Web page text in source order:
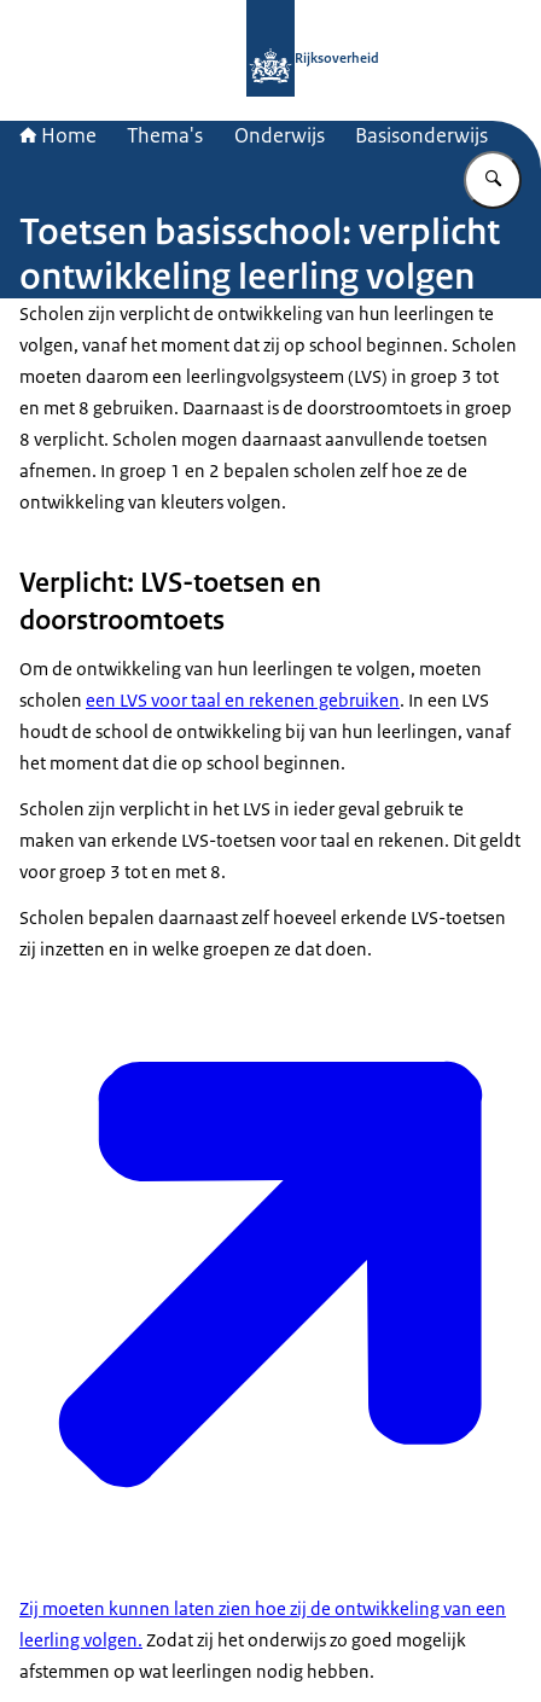
Rijksoverheid
Home Thema's Onderwijs Basisonderwijs
Toetsen basisschool: verplicht
ontwikkeling leerling volgen
Scholen zijn verplicht de ontwikkeling van hun leerlingen te
volgen, vanaf het moment dat zij op school beginnen. Scholen
moeten daarom een leerlingvolgsysteem (LVS) in groep 3 tot
en met 8 gebruiken. Daarnaast is de doorstroomtoets in groep
8 verplicht. Scholen mogen daarnaast aanvullende toetsen
afnemen. In groep 1 en 2 bepalen scholen zelf hoe ze de
ontwikkeling van kleuters volgen.
Verplicht: LVS-toetsen en
doorstroomtoets
Om de ontwikkeling van hun leerlingen te volgen, moeten
scholen een LVS voor taal en rekenen gebruiken. In een LVS
houdt de school de ontwikkeling bij van hun leerlingen, vanaf
het moment dat die op school beginnen.
Scholen zijn verplicht in het LVS in ieder geval gebruik te
maken van erkende LVS-toetsen voor taal en rekenen. Dit geldt
voor groep 3 tot en met 8.
Scholen bepalen daarnaast zelf hoeveel erkende LVS-toetsen
zij inzetten en in welke groepen ze dat doen.
Zij moeten kunnen laten zien hoe zij de ontwikkeling van een
leerling volgen. Zodat zij het onderwijs zo goed mogelijk
afstemmen op wat leerlingen nodig hebben.